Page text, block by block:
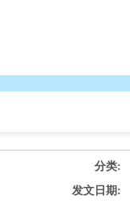
分类:
发文日期: